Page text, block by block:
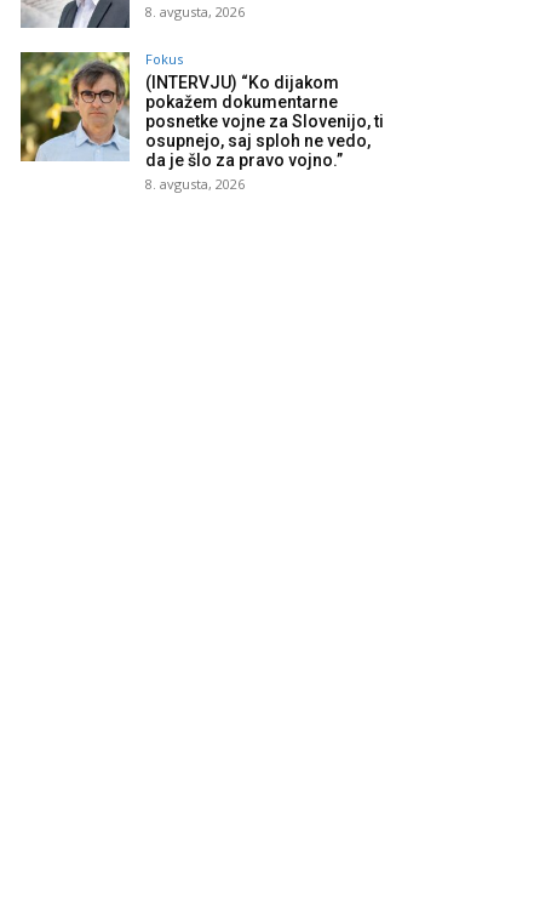
8. avgusta, 2026
Fokus
(INTERVJU) “Ko dijakom
pokažem dokumentarne
posnetke vojne za Slovenijo, ti
osupnejo, saj sploh ne vedo,
da je šlo za pravo vojno.”
8. avgusta, 2026